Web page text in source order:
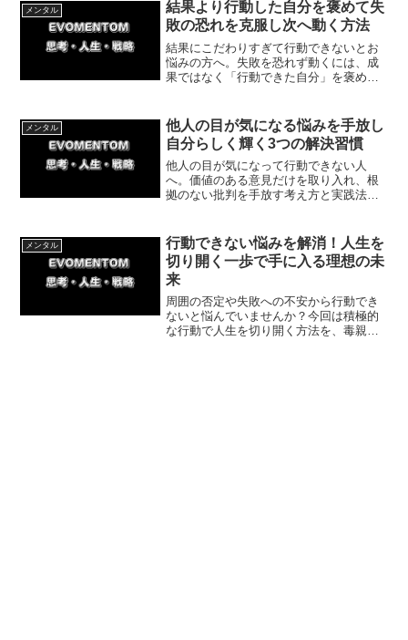
目標を達成するための具体的なステップ
がわかります。
メンタル
結果より行動した自分を褒めて失
敗の恐れを克服し次へ動く方法
結果にこだわりすぎて行動できないとお
悩みの方へ。失敗を恐れず動くには、成
果ではなく「行動できた自分」を褒めま
主義を手放し、まずは小さな一歩を踏み
出しましょう。
メンタル
他人の目が気になる悩みを手放し
自分らしく輝く3つの解決習慣
他人の目が気になって行動できない人
へ。価値のある意見だけを取り入れ、根
拠のない批判を手放す考え方と実践法を
関係に振り回されず、心を軽くして前に
進むコツが学べます。
メンタル
行動できない悩みを解消！人生を
切り開く一歩で手に入る理想の未
来
周囲の否定や失敗への不安から行動でき
ないと悩んでいませんか？今回は積極的
な行動で人生を切り開く方法を、毒親の